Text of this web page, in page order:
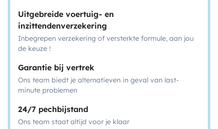
Uitgebreide voertuig- en
inzittendenverzekering
Inbegrepen verzekering of versterkte formule, aan jou
de keuze !
Garantie bij vertrek
Ons team biedt je alternatieven in geval van last-
minute problemen
24/7 pechbijstand
Ons team staat altijd voor je klaar